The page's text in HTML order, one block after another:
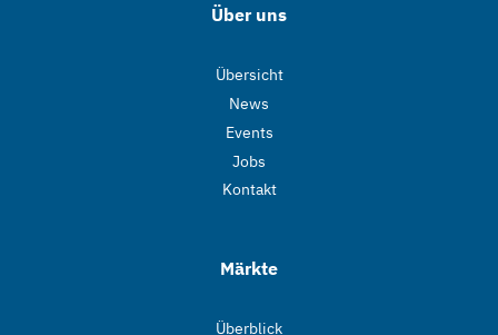
Über uns
Übersicht
News
Events
Jobs
Kontakt
Märkte
Überblick